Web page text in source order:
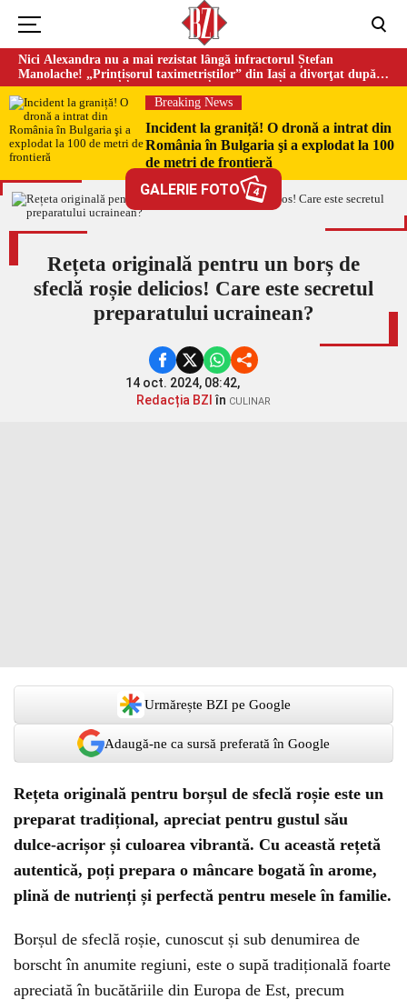
Nici Alexandra nu a mai rezistat lângă infractorul Ștefan
Manolache! „Prințișorul taximetriștilor” din Iași a divorţat după
doi ani de căsnicie
Breaking News
Incident la graniță! O dronă a intrat din
România în Bulgaria şi a explodat la 100
de metri de frontieră
GALERIE FOTO 4
Rețeta originală pentru un borș de
sfeclă roșie delicios! Care este secretul
preparatului ucrainean?
14 oct. 2024, 08:42,
Redacția BZI în CULINAR
Urmărește BZI pe Google
Adaugă-ne ca sursă preferată în Google
Rețeta originală pentru borșul de sfeclă roșie este un
preparat tradițional, apreciat pentru gustul său
dulce-acrișor și culoarea vibrantă. Cu această rețetă
autentică, poți prepara o mâncare bogată în arome,
plină de nutrienți și perfectă pentru mesele în familie.
Borșul de sfeclă roșie, cunoscut și sub denumirea de
borscht în anumite regiuni, este o supă tradițională foarte
apreciată în bucătăriile din Europa de Est, precum